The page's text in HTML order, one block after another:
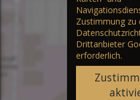
Zustimmung zu
Drittanbieter
erforderlich.